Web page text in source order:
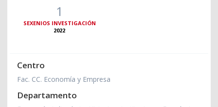
1
SEXENIOS INVESTIGACIÓN
2022
Centro
Fac. CC. Economía y Empresa
Departamento